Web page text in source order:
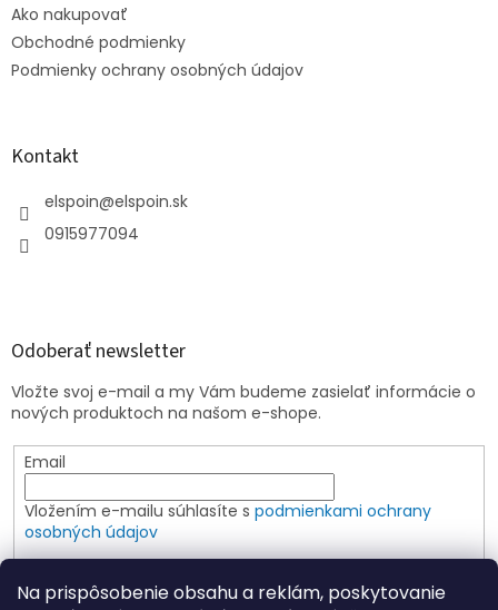
Na prispôsobenie obsahu a reklám, poskytovanie
Ako nakupovať
Obchodné podmienky
Podmienky ochrany osobných údajov
Kontakt
elspoin@elspoin.sk
0915977094
Odoberať newsletter
Vložte svoj e-mail a my Vám budeme zasielať informácie o
nových produktoch na našom e-shope.
Email
Vložením e-mailu súhlasíte s podmienkami ochrany
osobných údajov
PRIHLÁSIŤ SA